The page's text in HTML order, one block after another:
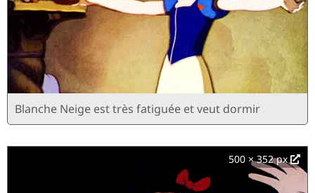
Blanche Neige est très fatiguée et veut dormir
500 × 352 px